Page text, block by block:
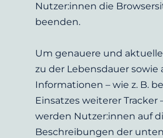
Nutzer:innen die
beenden.
Um genauere und
zu der Lebensdauer sowie
Informationen – wie z. B.
Einsatzes weiterer Tracker
werden Nutzer:innen auf
Beschreibungen der unten